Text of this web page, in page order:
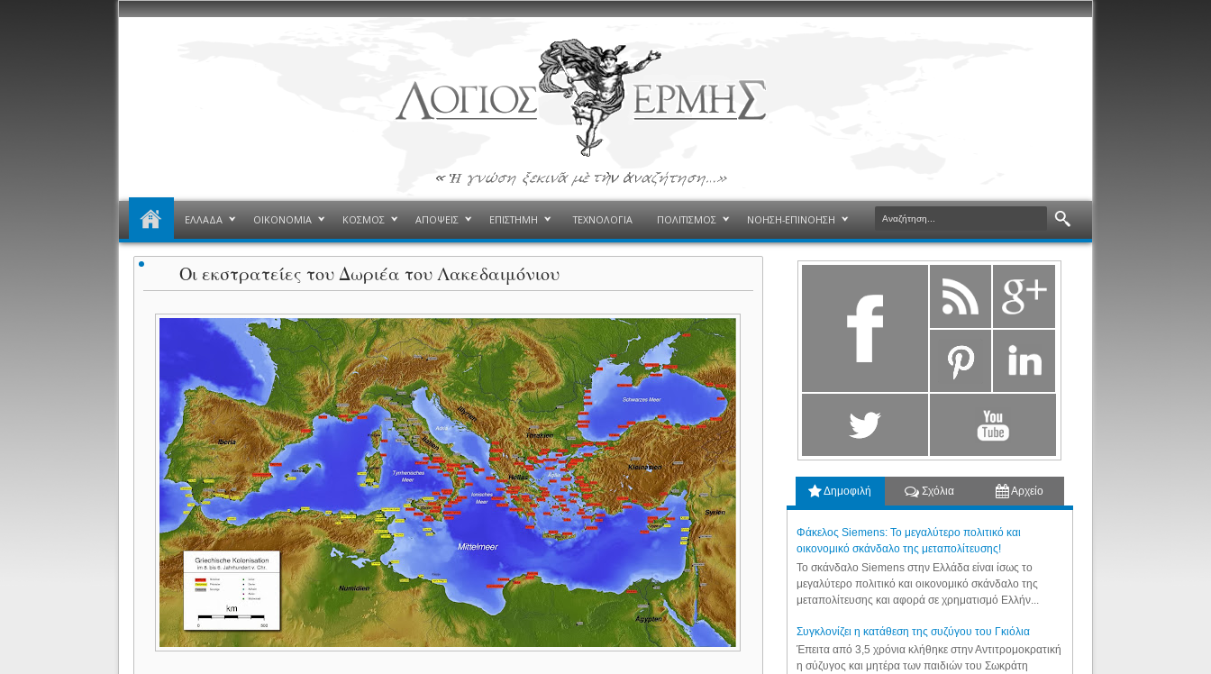
ΕΛΛΑΔΑ ΟΙΚΟΝΟΜΙΑ ΚΟΣΜΟΣ ΑΠΟΨΕΙΣ ΕΠΙΣΤΗΜΗ ΤΕΧΝΟΛΟΓΙΑ ΠΟΛΙΤΙΣΜΟΣ ΝΟΗΣΗ-ΕΠΙΝΟΗΣΗ
Οι εκστρατείες του Δωριέα του Λακεδαιμόνιου
Δημοφιλή Σχόλια Αρχείο
Φάκελος Siemens: Το μεγαλύτερο πολιτικό και
οικονομικό σκάνδαλο της μεταπολίτευσης!
Το σκάνδαλο Siemens στην Ελλάδα είναι ίσως το
μεγαλύτερο πολιτικό και οικονομικό σκάνδαλο της
μεταπολίτευσης και αφορά σε χρηματισμό Ελλήν...
Συγκλονίζει η κατάθεση της συζύγου του Γκιόλια
Έπειτα από 3,5 χρόνια κλήθηκε στην Αντιτρομοκρατική
η σύζυγος και μητέρα των παιδιών του Σωκράτη